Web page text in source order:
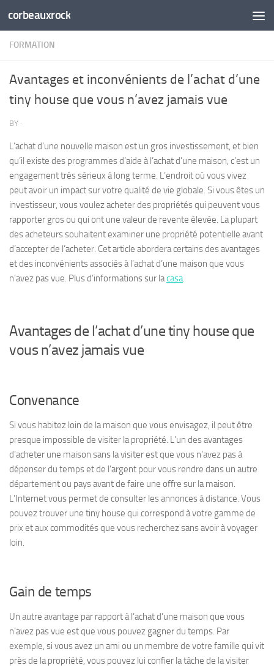
Skip to content
corbeauxrock
FORMATION
Avantages et inconvénients de l’achat d’une
tiny house que vous n’avez jamais vue
BY ·
L’achat d’une nouvelle maison est un gros investissement, et bien
qu’il existe des programmes d’aide à l’achat d’une maison, c’est un
engagement très sérieux à long terme. L’endroit où vous vivez
peut avoir un impact sur votre qualité de vie globale. Si vous êtes un
investisseur, vous voulez acheter des propriétés qui peuvent vous
rapporter gros ou qui ont une valeur de revente élevée. La plupart
des acheteurs souhaitent examiner une propriété potentielle avant
d’accepter de l’acheter. Cet article abordera certains des avantages
et des inconvénients associés à l’achat d’une maison que vous
n’avez pas vue. Plus d’informations sur lacasa.
Avantages de l’achat d’une tiny house que
vous n’avez jamais vue
Convenance
Si vous habitez loin de la maison que vous envisagez, il peut être
presque impossible de visiter la propriété. L’un des avantages
d’acheter une maison sans la visiter est que vous n’avez pas à
dépenser du temps et de l’argent pour vous rendre dans un autre
département ou pays avant de faire une offre sur la maison.
L’Internet vous permet de consulter les annonces à distance. Vous
pouvez trouver une tiny house qui correspond à votre gamme de
prix et aux commodités que vous recherchez sans avoir à voyager
loin.
Gain de temps
Un autre avantage par rapport à l’achat d’une maison que vous
n’avez pas vue est que vous pouvez gagner du temps. Par
exemple, si vous avez un ami ou un membre de votre famille qui vit
près de la propriété, vous pouvez lui confier la tâche de la visiter